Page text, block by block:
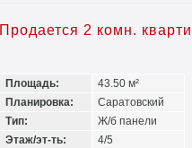
Продается 2 комн.
Площадь:
43.50 м²
Планировка:
Саратовский
Тип:
Ж/б панели
Этаж/эт-ть:
4/5